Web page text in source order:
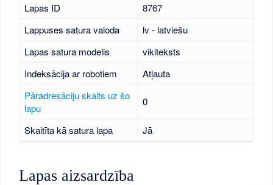
Lapas ID
8767
Lappuses satura valoda
lv - latviešu
Lapas satura modelis
vikiteksts
Indeksācija ar robotiem
Atļauta
Pāradresāciju skaits uz šo
lapu
0
Skaitīta kā satura lapa Jā
Lapas aizsardzība